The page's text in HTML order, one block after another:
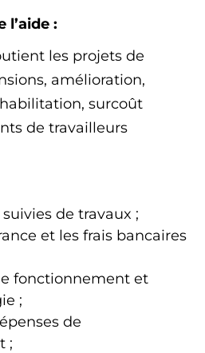
l’aide :
les projets de
amélioration,
surcoût
de travailleurs
de travaux ;
et les frais bancaires
fonctionnement et
;
de
;